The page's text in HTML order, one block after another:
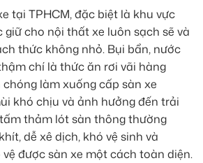
tại TPHCM, đặc biệt là khu vực
giữ cho nội thất xe luôn sạch sẽ và
thức không nhỏ. Bụi bẩn, nước
chí là thức ăn rơi vãi hàng
làm xuống cấp sàn xe
khó chịu và ảnh hưởng đến trải
thảm lót sàn thông thường
dễ xê dịch, khó vệ sinh và
được sàn xe một cách toàn diện.